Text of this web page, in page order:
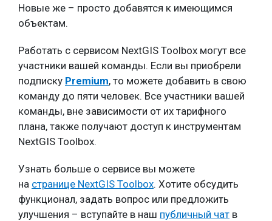
Новые же – просто добавятся к имеющимся
объектам.
Работать с сервисом NextGIS Toolbox могут все
участники вашей команды. Если вы приобрели
подписку Premium, то можете добавить в свою
команду до пяти человек. Все участники вашей
команды, вне зависимости от их тарифного
плана, также получают доступ к инструментам
NextGIS Toolbox.
Узнать больше о сервисе вы можете
на странице NextGIS Toolbox. Хотите обсудить
функционал, задать вопрос или предложить
улучшения – вступайте в наш публичный чат в